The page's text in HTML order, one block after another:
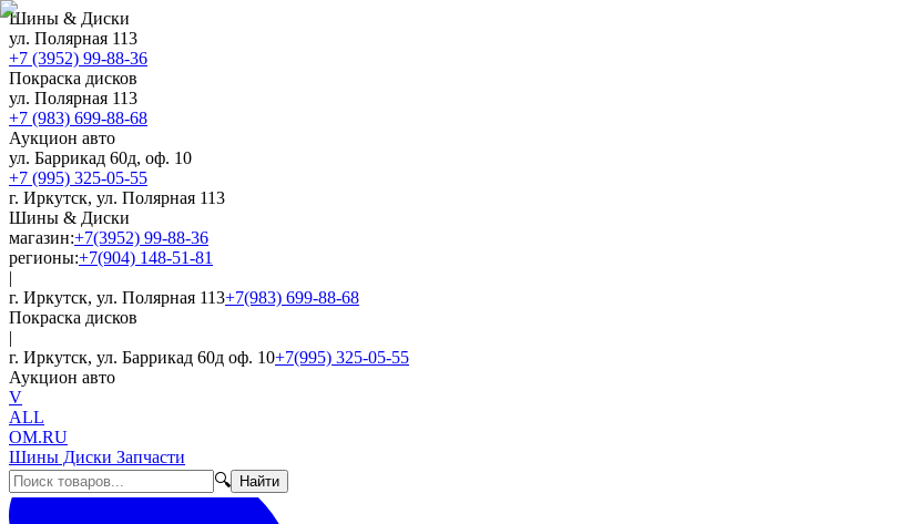
Шины & Диски
ул. Полярная 113
+7 (3952) 99-88-36
Покраска дисков
ул. Полярная 113
+7 (983) 699-88-68
Аукцион авто
ул. Баррикад 60д, оф. 10
+7 (995) 325-05-55
г. Иркутск, ул. Полярная 113
Шины & Диски
магазин:+7(3952) 99-88-36
регионы:+7(904) 148-51-81
|
г. Иркутск, ул. Полярная 113+7(983) 699-88-68
Покраска дисков
|
г. Иркутск, ул. Баррикад 60д оф. 10+7(995) 325-05-55
Аукцион авто
V
ALL
OM.RU
Шины Диски Запчасти
🔍
Найти